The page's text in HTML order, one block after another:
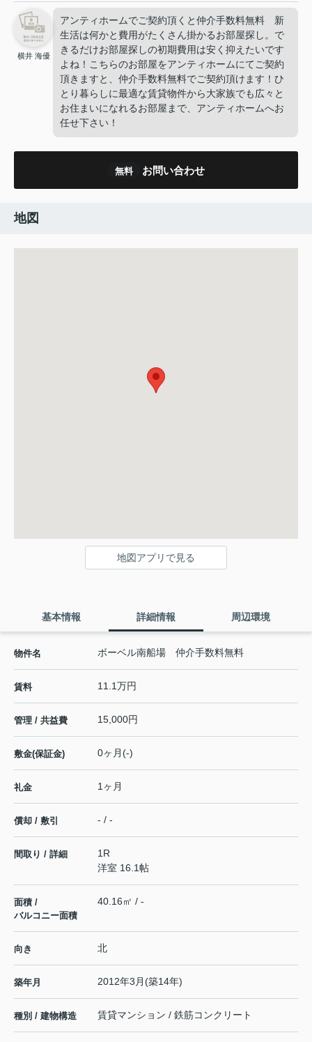
横井 海優
アンティホームでご契約頂くと仲介手数料無料 新
生活は何かと費用がたくさん掛かるお部屋探し。で
きるだけお部屋探しの初期費用は安く抑えたいです
よね！こちらのお部屋をアンティホームにてご契約
頂きますと、仲介手数料無料でご契約頂けます！ひ
とり暮らしに最適な賃貸物件から大家族でも広々と
お住まいになれるお部屋まで、アンティホームへお
任せ下さい！
無料 お問い合わせ
地図
地図アプリで見る
基本情報 詳細情報 周辺環境
物件名 ボーベル南船場 仲介手数料無料
賃料 11.1万円
管理 / 共益費 15,000円
敷金(保証金) 0ヶ月(-)
礼金 1ヶ月
償却 / 敷引 - / -
間取り / 詳細
1R
洋室 16.1帖
面積 /
バルコニー面積
40.16㎡ / -
向き 北
築年月 2012年3月(築14年)
種別 / 建物構造 賃貸マンション / 鉄筋コンクリート